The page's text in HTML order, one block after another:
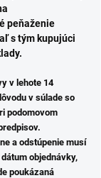
peňaženie
s tým kupujúci
v lehote 14
v súlade so
podomovom
a odstúpenie musí
objednávky,
poukázaná